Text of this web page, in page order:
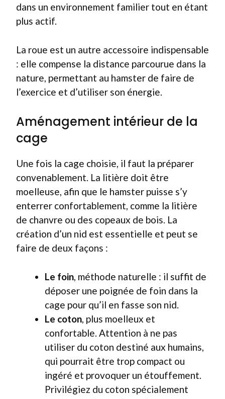
dans un environnement familier tout en étant
plus actif.
La roue est un autre accessoire indispensable
: elle compense la distance parcourue dans la
nature, permettant au hamster de faire de
l’exercice et d’utiliser son énergie.
Aménagement intérieur de la
cage
Une fois la cage choisie, il faut la préparer
convenablement. La litière doit être
moelleuse, afin que le hamster puisse s’y
enterrer confortablement, comme la litière
de chanvre ou des copeaux de bois. La
création d’un nid est essentielle et peut se
faire de deux façons :
Le foin , méthode naturelle : il suffit de
déposer une poignée de foin dans la
cage pour qu’il en fasse son nid.
Le coton , plus moelleux et
confortable. Attention à ne pas
utiliser du coton destiné aux humains,
qui pourrait être trop compact ou
ingéré et provoquer un étouffement.
Privilégiez du coton spécialement